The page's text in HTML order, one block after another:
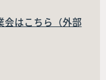
会はこちら（外部